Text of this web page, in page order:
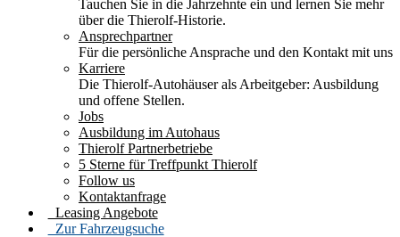
Tauchen Sie in die Jahrzehnte ein und lernen Sie mehr
über die Thierolf-Historie.
Ansprechpartner
Für die persönliche Ansprache und den Kontakt mit uns
Karriere
Die Thierolf-Autohäuser als Arbeitgeber: Ausbildung
und offene Stellen.
Jobs
Ausbildung im Autohaus
Thierolf Partnerbetriebe
5 Sterne für Treffpunkt Thierolf
Follow us
Kontaktanfrage
Leasing Angebote
Zur Fahrzeugsuche